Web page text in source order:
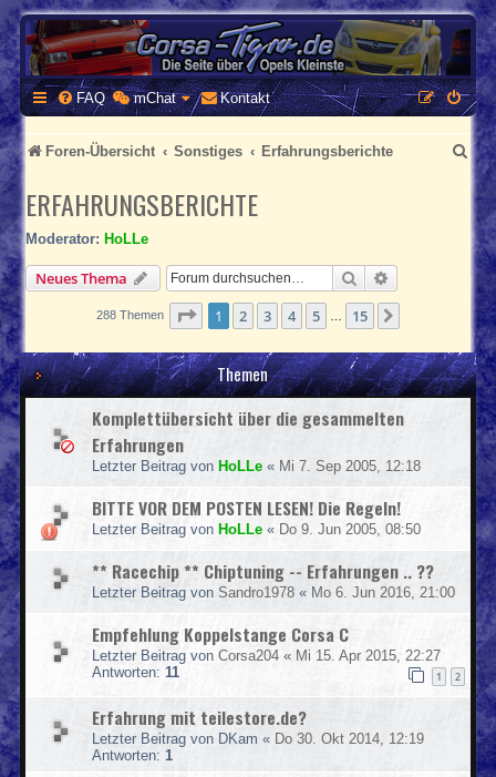
CORSA-TIGRA.DE
Homepage und Forum rund um Opel Corsa und Tigra
FAQ mChat Kontakt
Foren-Übersicht Sonstiges Erfahrungsberichte
S
u
h
ERFAHRUNGSBERICHTE
Moderator: HoLLe
Neues Thema Suche Erweiterte
288 Themen Seite 1von 15
1 2 3 4 5 15
Themen
Komplettübersicht über die gesammelten
Erfahrungen
Letzter Beitrag von HoLLe « Mi 7. Sep 2005, 12:18
BITTE VOR DEM POSTEN LESEN! Die Regeln!
Letzter Beitrag von HoLLe « Do 9. Jun 2005, 08:50
** Racechip ** Chiptuning -- Erfahrungen .. ??
Letzter Beitrag von Sandro1978 « Mo 6. Jun 2016, 21:00
Empfehlung Koppelstange Corsa C
Letzter Beitrag von Corsa204 « Mi 15. Apr 2015, 22:27
Antworten: 11 1 2
Erfahrung mit teilestore.de?
Letzter Beitrag von DKam « Do 30. Okt 2014, 12:19
Antworten: 1